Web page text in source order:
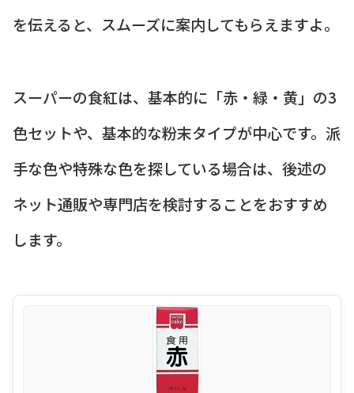
を伝えると、スムーズに案内してもらえますよ。
スーパーの食紅は、基本的に「赤・緑・黄」の3
色セットや、基本的な粉末タイプが中心です。派
手な色や特殊な色を探している場合は、後述の
ネット通販や専門店を検討することをおすすめ
します。